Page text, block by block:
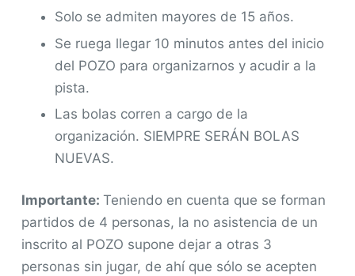
Solo se admiten mayores de 15 años.
Se ruega llegar 10 minutos antes del inicio
del POZO para organizarnos y acudir a la
pista.
Las bolas corren a cargo de la
organización. SIEMPRE SERÁN BOLAS
NUEVAS.
Importante: Teniendo en cuenta que se forman
partidos de 4 personas, la no asistencia de un
inscrito al POZO supone dejar a otras 3
personas sin jugar, de ahí que sólo se acepten